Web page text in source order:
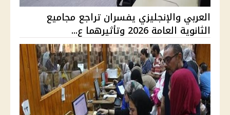
العربي والإنجليزي يفسران تراجع مجاميع
الثانوية العامة 2026 وتأثيرهما ع...